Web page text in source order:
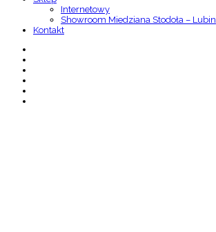
Internetowy
Showroom Miedziana Stodoła – Lubin
Kontakt